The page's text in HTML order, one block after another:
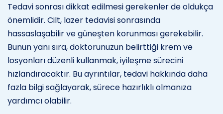
Tedavi sonrası dikkat edilmesi gerekenler de oldukça
önemlidir. Cilt, lazer tedavisi sonrasında
hassaslaşabilir ve güneşten korunması gerekebilir.
Bunun yanı sıra, doktorunuzun belirttiği krem ve
losyonları düzenli kullanmak, iyileşme sürecini
hızlandıracaktır. Bu ayrıntılar, tedavi hakkında daha
fazla bilgi sağlayarak, sürece hazırlıklı olmanıza
yardımcı olabilir.